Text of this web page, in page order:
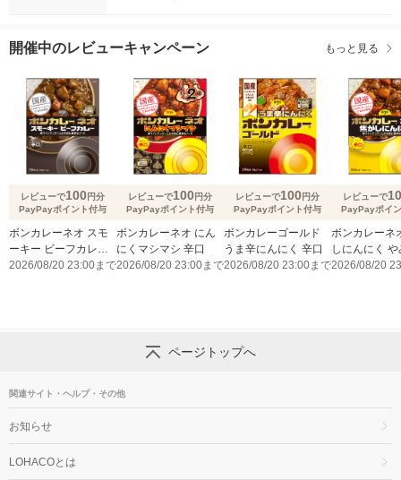
開催中のレビューキャンペーン もっと見る
レビューで100円分
PayPayポイント付与
ボンカレーネオ スモ
ーキー ビーフカレー
薫りとコク 辛口
2026/08/20 23:00まで
レビューで100円分
PayPayポイント付与
ボンカレーネオ にん
にくマシマシ 辛口
2026/08/20 23:00まで
レビューで100円分
PayPayポイント付与
ボンカレーゴールド
うま辛にんにく 辛口
2026/08/20 23:00まで
レビューで
PayPayポイ
ボンカレーネ
しにんにく
スパイシー 辛
2026/08/20
ページトップへ
関連サイト・ヘルプ・その他
お知らせ
LOHACOとは